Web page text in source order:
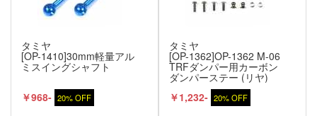
タミヤ
[OP-1410]30mm軽量アル
ミスイングシャフト
￥968- 20% OFF
タミヤ
[OP-1362]OP-1362 M-06
TRFダンパー用カーボン
ダンパーステー (リヤ)
￥1,232- 20% OFF